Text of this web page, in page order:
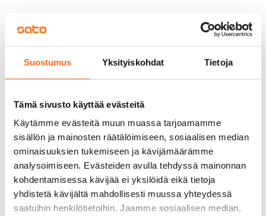
Suostumus Yksityiskohdat Tietoja
Tämä sivusto käyttää evästeitä
Käytämme evästeitä muun muassa tarjoamamme
sisällön ja mainosten räätälöimiseen, sosiaalisen median
ominaisuuksien tukemiseen ja kävijämäärämme
analysoimiseen. Evästeiden avulla tehdyssä mainonnan
kohdentamisessa kävijää ei yksilöidä eikä tietoja
yhdistetä kävijältä mahdollisesti muussa yhteydessä
saatuihin henkilötietoihin. Jaamme sosiaalisen median,
Sinua saattaisi kiinnostaa myös
Seniorille
Neulaspolku 2
Vapautumassa 1.9.